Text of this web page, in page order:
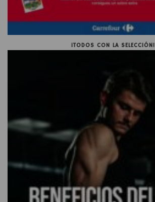
¡TODOS CON LA SELECCIÓN!